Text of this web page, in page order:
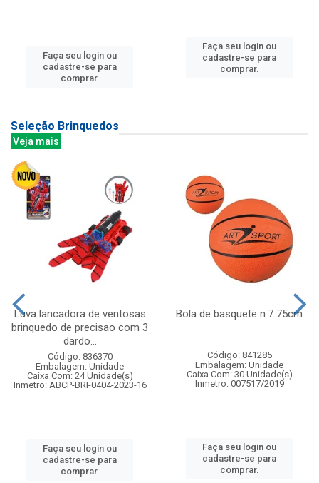
Faça seu login ou
cadastre-se para
comprar.
Faça seu login ou
cadastre-se para
comprar.
Seleção Brinquedos
Veja mais
Luva lancadora de ventosas
brinquedo de precisao com 3
dardo...
Código: 836370
Embalagem: Unidade
Caixa Com: 24 Unidade(s)
Inmetro: ABCP-BRI-0404-2023-16
Faça seu login ou
cadastre-se para
comprar.
Bola de basquete n.7 75cm
Código: 841285
Embalagem: Unidade
Caixa Com: 30 Unidade(s)
Inmetro: 007517/2019
Faça seu login ou
cadastre-se para
comprar.